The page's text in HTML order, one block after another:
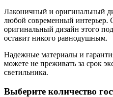
Лаконичный и оригинальный
любой современный интерьер.
оригинальный дизайн этого
оставит никого равнодушным.
Надежные материалы и
можете не преживать за срок
светильника.
Выберите количество